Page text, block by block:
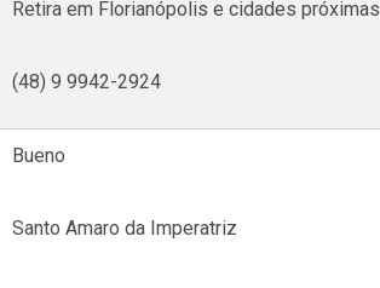
Retira em Florianópolis e cidades próximas
(48) 9 9942-2924
Bueno
Santo Amaro da Imperatriz